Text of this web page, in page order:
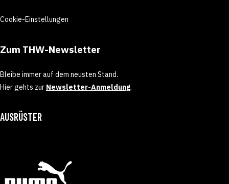
Cookie-Einstellungen
Zum THW-Newsletter
Bleibe immer auf dem neusten Stand.
Hier gehts zur Newsletter-Anmeldung.
AUSRÜSTER